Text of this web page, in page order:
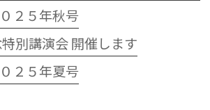
２５年秋号
別講演会 開催します
２５年夏号